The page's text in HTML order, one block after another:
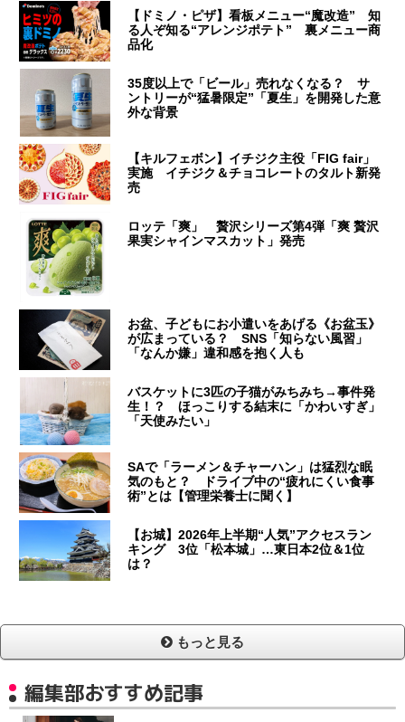
【ドミノ・ピザ】看板メニュー“魔改造” 知
る人ぞ知る“アレンジポテト” 裏メニュー商
品化
35度以上で「ビール」売れなくなる？ サ
ントリーが“猛暑限定”「夏生」を開発した意
外な背景
【キルフェボン】イチジク主役「FIG fair」
実施 イチジク＆チョコレートのタルト新発
売
ロッテ「爽」 贅沢シリーズ第4弾「爽 贅沢
果実シャインマスカット」発売
お盆、子どもにお小遣いをあげる《お盆玉》
が広まっている？ SNS「知らない風習」
「なんか嫌」違和感を抱く人も
バスケットに3匹の子猫がみちみち→事件発
生！？ ほっこりする結末に「かわいすぎ」
「天使みたい」
SAで「ラーメン＆チャーハン」は猛烈な眠
気のもと？ ドライブ中の“疲れにくい食事
術”とは【管理栄養士に聞く】
【お城】2026年上半期“人気”アクセスラン
キング 3位「松本城」…東日本2位＆1位
は？
もっと見る
編集部おすすめ記事